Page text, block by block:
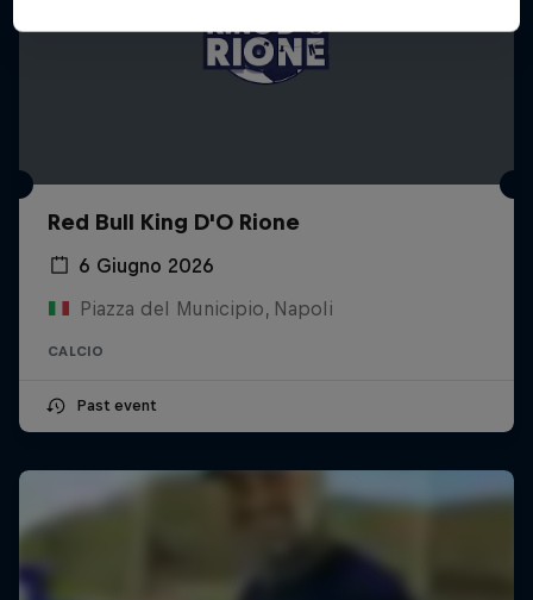
Red Bull King D'O Rione
6 Giugno 2026
Piazza del Municipio, Napoli
CALCIO
Past event